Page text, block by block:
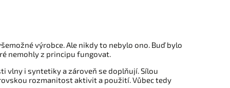
výrobce. Ale nikdy to nebylo ono. Buď bylo
nemohly z principu fungovat.
vlny i syntetiky a zároveň se doplňují. Sílou
rozmanitost aktivit a použití. Vůbec tedy